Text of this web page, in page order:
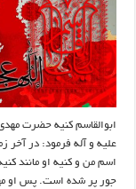
ابوالقاسم کنیه حضرت
علیه و آله فرمود: در آخر
اسم من و کنیه او مانند
جور پر شده است. پس او